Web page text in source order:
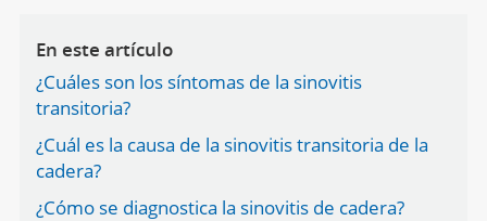
En este artículo
¿Cuáles son los síntomas de la sinovitis
transitoria?
¿Cuál es la causa de la sinovitis transitoria de la
cadera?
¿Cómo se diagnostica la sinovitis de cadera?